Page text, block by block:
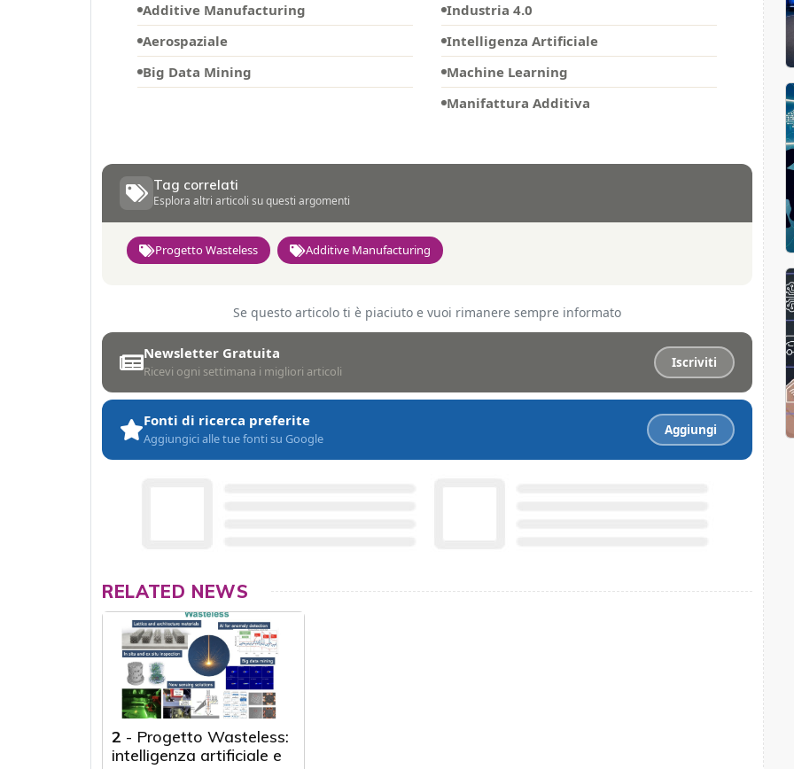
Additive Manufacturing
Aerospaziale
Big Data Mining
Industria 4.0
Intelligenza Artificiale
Machine Learning
Manifattura Additiva
Tag correlati
Esplora altri articoli su questi argomenti
Progetto Wasteless Additive Manufacturing
Se questo articolo ti è piaciuto e vuoi rimanere sempre informato
Newsletter Gratuita
Ricevi ogni settimana i migliori articoli
Iscriviti
Fonti di ricerca preferite
Aggiungici alle tue fonti su Google
Aggiungi
RELATED NEWS
2 - Progetto Wasteless:
intelligenza artificiale e